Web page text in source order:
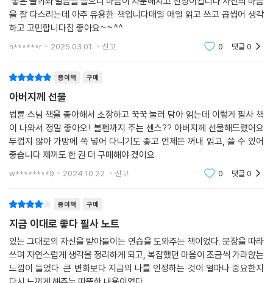
을 잘 다스리는데 아주 유용한 책입니다매일 매일 읽고 쓰고 곱씹어 생각
하고 고민합니다참 좋아요~~^^
h******r 2025.03.01. 신고 0 댓글0
종이책 구매
아버지께 선물
법륜 스님 책을 좋아해서 소장하고 꾹꾹 눌러 담아 읽는데 이렇게 필사 책
이 나와서 정말 좋아오! 볼펜까지 주는 센스?? 아버지께 선물해드렸어요
두껍지 않아 가방에 쏙 넣어 다니기도 좋고 언제든 꺼내 읽고, 쓸 수 있어
좋습니다 제꺼도 한 권 더 구매해야 겠어요
w********9 2024.10.22. 신고 0 댓글0
종이책 구매
지금 이대로 좋다 필사 노트
있는 그대로의 자신을 받아들이는 연습을 도와주는 책이었다. 문장을 따라
쓰며 자연스럽게 생각을 정리하게 되고, 복잡했던 마음이 조금씩 가라앉는
느낌이 들었다. 큰 변화보다 지금의 나를 인정하는 것이 얼마나 중요한지